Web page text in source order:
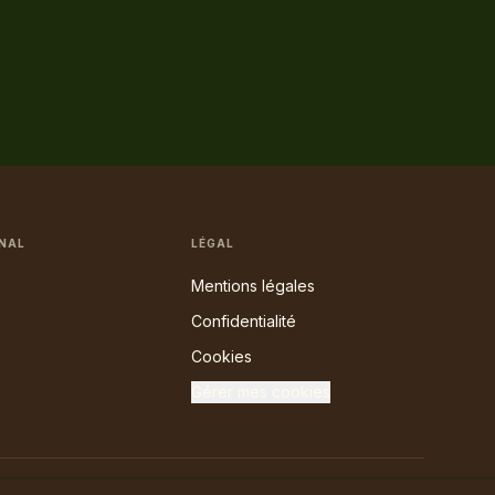
LÉGAL
Mentions légales
Confidentialité
Cookies